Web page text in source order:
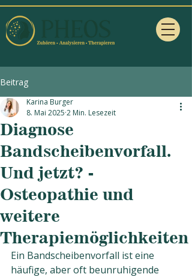
Beitrag
Diagnose
Bandscheibenvorfall.
Und jetzt? -
Osteopathie und
weitere
Therapiemöglichkeiten
Karina Burger
8. Mai 2025 2 Min. Lesezeit
Ein Bandscheibenvorfall ist eine
häufige, aber oft beunruhigende